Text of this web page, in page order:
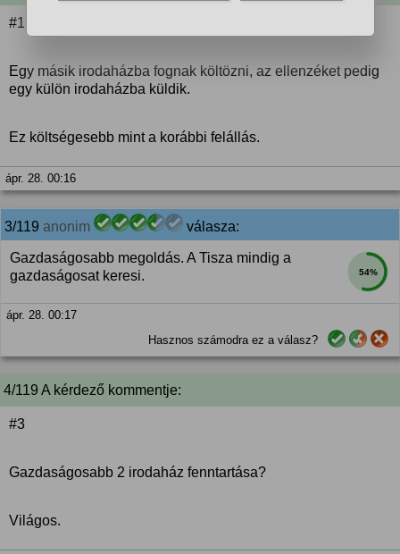
#1
Egy másik irodaházba fognak költözni, az ellenzéket pedig
egy külön irodaházba küldik.
Ez költségesebb mint a korábbi felállás.
ápr. 28. 00:16
3/119 anonim válasza:
54%
Gazdaságosabb megoldás. A Tisza mindig a
gazdaságosat keresi.
ápr. 28. 00:17
Hasznos számodra ez a válasz?
4/119 A kérdező kommentje:
#3
Gazdaságosabb 2 irodaház fenntartása?
Világos.